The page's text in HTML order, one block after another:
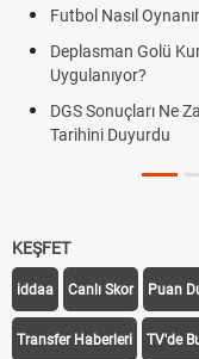
Futbol Nasıl
Deplasman Golü
Uygulanıyor?
DGS Sonuçları Ne
Tarihini Duyurdu
KEŞFET
iddaa Canlı Skor Puan
Transfer Haberleri TV'de